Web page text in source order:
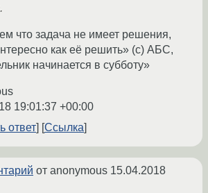
что задача не имеет решения,
как её решить» (с) АБС,
начинается в субботу»
19:01:37 +00:00
ответ
Ссылка
от anonymous 15.04.2018